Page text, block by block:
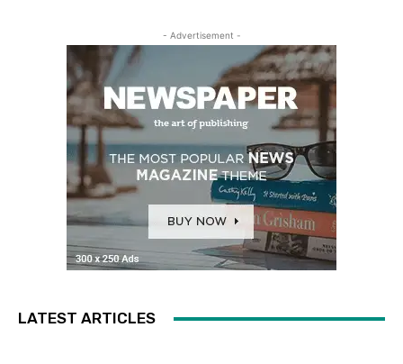
- Advertisement -
LATEST ARTICLES